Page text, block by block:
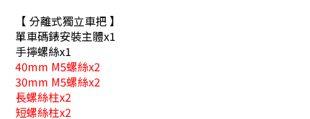
【 分離式獨立車把 】
單車碼錶安裝主體x1
手擰螺絲x1
40mm M5螺絲x2
30mm M5螺絲x2
長螺絲柱x2
短螺絲柱x2